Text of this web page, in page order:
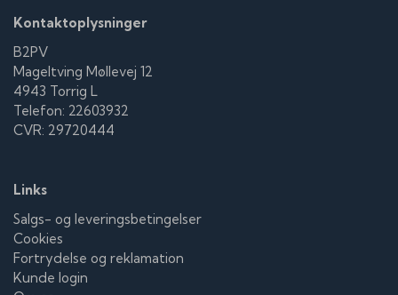
Philip Zandén som Mandlig læge
Maria Stenz
Kontaktoplysninger
B2PV
Mageltving Møllevej 12
4943 Torrig L
Telefon: 22603932
CVR: 29720444
Links
Salgs- og leveringsbetingelser
Cookies
Fortrydelse og reklamation
Kunde login